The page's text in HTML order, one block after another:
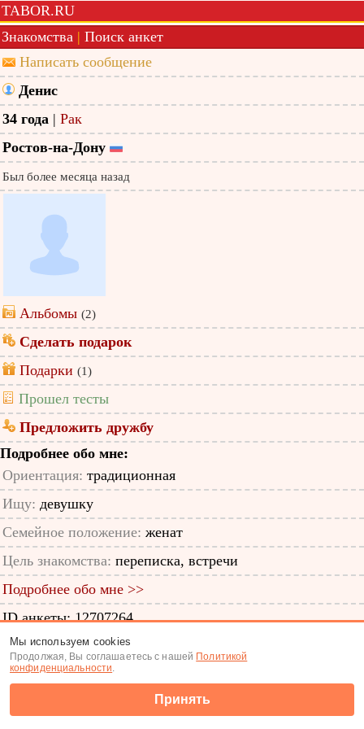
TABOR.RU
Знакомства | Поиск анкет
Написать сообщение
Денис
34 года | Рак
Ростов-на-Дону
Был более месяца назад
Альбомы (2)
Сделать подарок
Подарки (1)
Прошел тесты
Предложить дружбу
Подробнее обо мне:
Ориентация: традиционная
Ищу: девушку
Семейное положение: женат
Цель знакомства: переписка, встречи
Подробнее обо мне >>
ID анкеты: 12707264
Знакомства|Поиск анкет
(c) Tabor.ru 2026
Мы используем cookies
Продолжая, Вы соглашаетесь с нашей Политикой
конфиденциальности.
Принять